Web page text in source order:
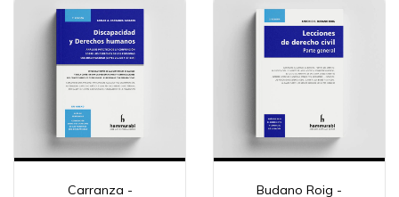
Carranza -
Budano Roig -